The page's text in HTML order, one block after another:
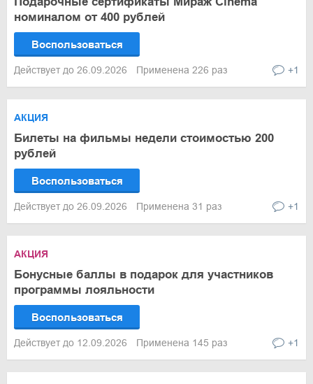
номиналом от 400 рублей
Воспользоваться
Действует до 26.09.2026 Применена 226 раз +1
АКЦИЯ
Билеты на фильмы недели стоимостью 200
рублей
Воспользоваться
Действует до 26.09.2026 Применена 31 раз +1
АКЦИЯ
Бонусные баллы в подарок для участников
программы лояльности
Воспользоваться
Действует до 12.09.2026 Применена 145 раз +1